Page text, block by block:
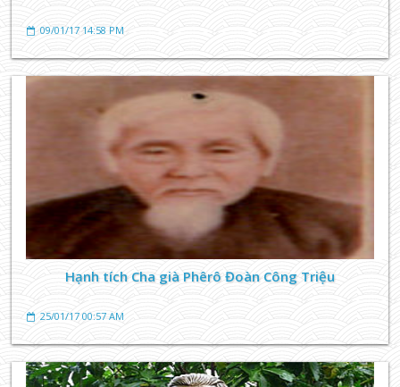
09/01/17 14:58 PM
Hạnh tích Cha già Phêrô Đoàn Công Triệu
25/01/17 00:57 AM